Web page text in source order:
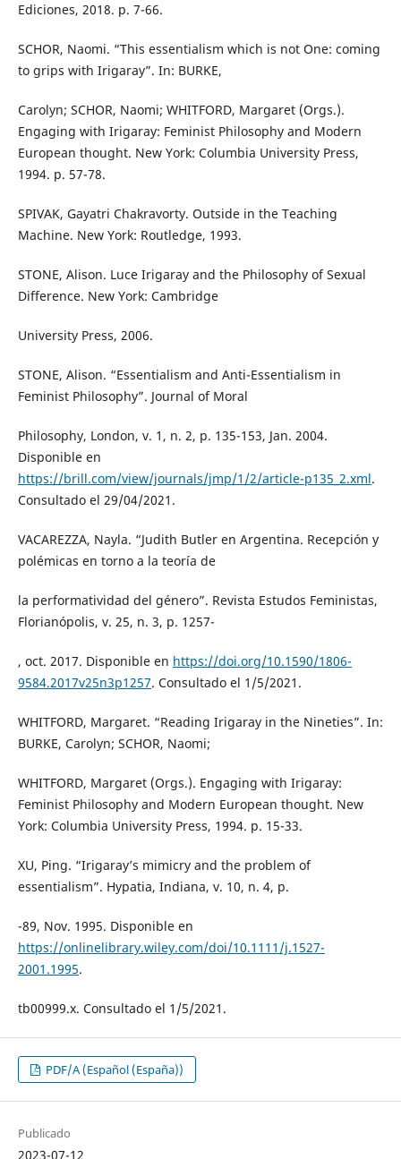
Ediciones, 2018. p. 7-66.
SCHOR, Naomi. “This essentialism which is not One: coming
to grips with Irigaray”. In: BURKE,
Carolyn; SCHOR, Naomi; WHITFORD, Margaret (Orgs.).
Engaging with Irigaray: Feminist Philosophy and Modern
European thought. New York: Columbia University Press,
1994. p. 57-78.
SPIVAK, Gayatri Chakravorty. Outside in the Teaching
Machine. New York: Routledge, 1993.
STONE, Alison. Luce Irigaray and the Philosophy of Sexual
Difference. New York: Cambridge
University Press, 2006.
STONE, Alison. “Essentialism and Anti-Essentialism in
Feminist Philosophy”. Journal of Moral
Philosophy, London, v. 1, n. 2, p. 135-153, Jan. 2004.
Disponible en
https://brill.com/view/journals/jmp/1/2/article-p135_2.xml.
Consultado el 29/04/2021.
VACAREZZA, Nayla. “Judith Butler en Argentina. Recepción y
polémicas en torno a la teoría de
la performatividad del género”. Revista Estudos Feministas,
Florianópolis, v. 25, n. 3, p. 1257-
, oct. 2017. Disponible en https://doi.org/10.1590/1806-
9584.2017v25n3p1257. Consultado el 1/5/2021.
WHITFORD, Margaret. “Reading Irigaray in the Nineties”. In:
BURKE, Carolyn; SCHOR, Naomi;
WHITFORD, Margaret (Orgs.). Engaging with Irigaray:
Feminist Philosophy and Modern European thought. New
York: Columbia University Press, 1994. p. 15-33.
XU, Ping. “Irigaray’s mimicry and the problem of
essentialism”. Hypatia, Indiana, v. 10, n. 4, p.
-89, Nov. 1995. Disponible en
https://onlinelibrary.wiley.com/doi/10.1111/j.1527-
2001.1995.
tb00999.x. Consultado el 1/5/2021.
PDF/A (Español (España))
Publicado
2023-07-12